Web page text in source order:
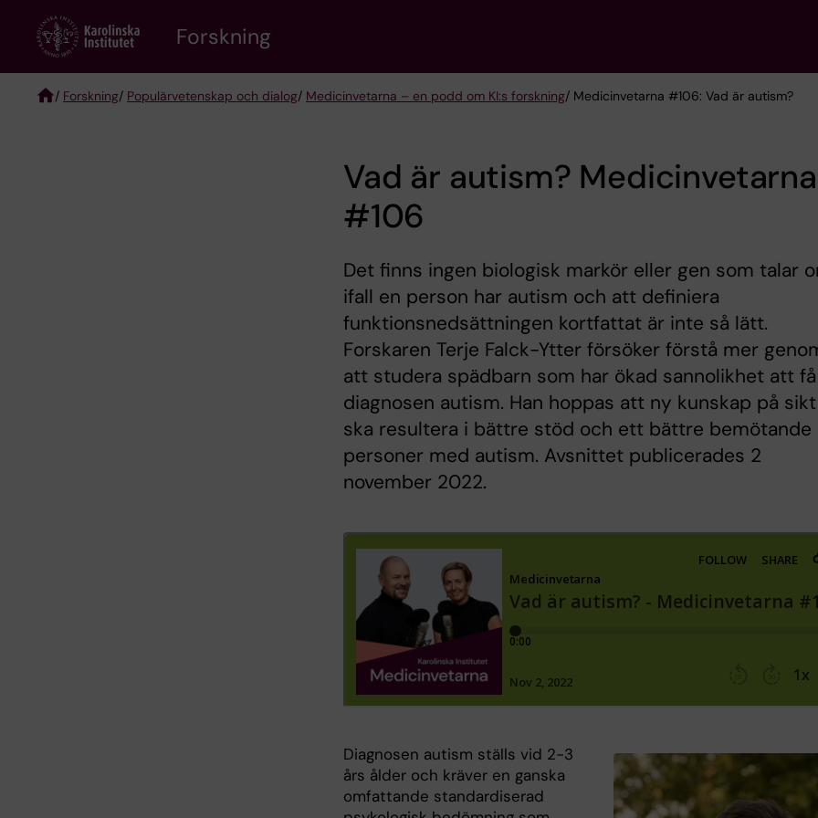
content
Forskning
/ Forskning/ Populärvetenskap och dialog/ Medicinvetarna – en podd om KI:s forskning/ Medicinvetarna #106: Vad är autism?
Vad är autism? Medicinvetarna
#106
Det finns ingen biologisk markör eller gen som talar
ifall en person har autism och att definiera
funktionsnedsättningen kortfattat är inte så lätt.
Forskaren Terje Falck-Ytter försöker förstå mer
att studera spädbarn som har ökad sannolikhet att få
diagnosen autism. Han hoppas att ny kunskap på sikt
ska resultera i bättre stöd och ett bättre bemötande
personer med autism. Avsnittet publicerades 2
november 2022.
Diagnosen autism ställs vid 2-3
års ålder och kräver en ganska
omfattande standardiserad